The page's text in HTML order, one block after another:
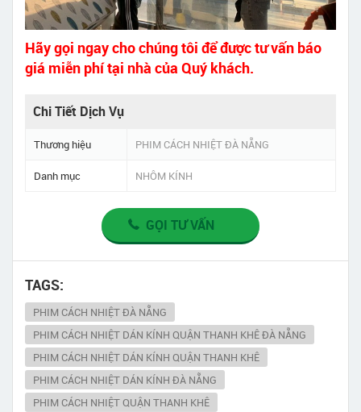
Hãy gọi ngay cho chúng tôi để được tư vấn báo
giá miễn phí tại nhà của Quý khách.
Chi Tiết Dịch Vụ
Thương hiệu PHIM CÁCH NHIỆT ĐÀ NẴNG
Danh mục NHÔM KÍNH
GỌI TƯ VẤN
TAGS:
PHIM CÁCH NHIỆT ĐÀ NẴNG
PHIM CÁCH NHIỆT DÁN KÍNH QUẬN THANH KHÊ ĐÀ NẴNG
PHIM CÁCH NHIỆT DÁN KÍNH QUẬN THANH KHÊ
PHIM CÁCH NHIỆT DÁN KÍNH ĐÀ NẴNG
PHIM CÁCH NHIỆT QUẬN THANH KHÊ